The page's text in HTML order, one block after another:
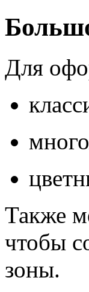
Для
Также
чтобы
зоны.